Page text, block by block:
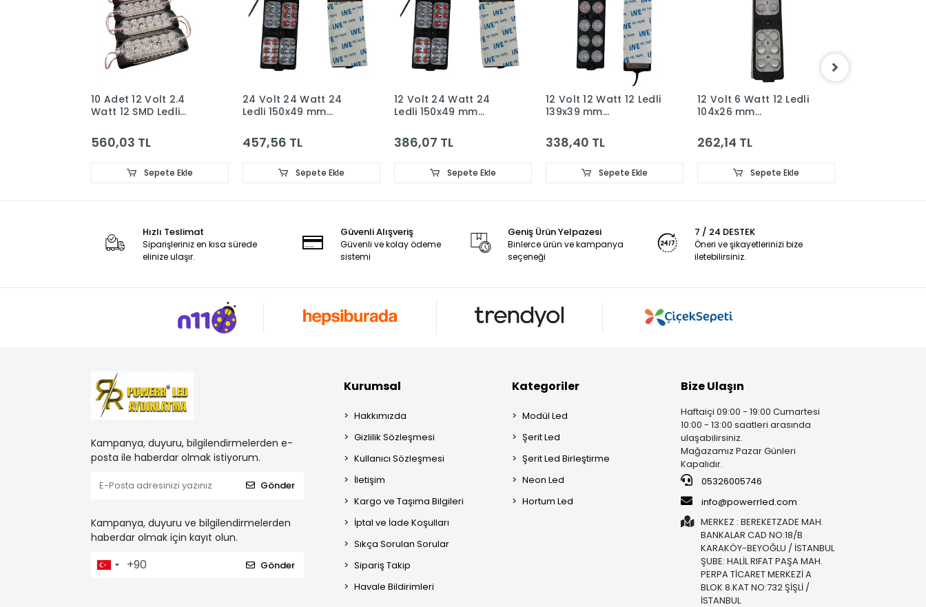
10 Adet 12 Volt 2.4
Watt 12 SMD Ledli
Mavi Çakar Modül
560,03 TL
Sepete Ekle
24 Volt 24 Watt 24
Ledli 150x49 mm
Mavi Çakar Modül 5
Adet
457,56 TL
Sepete Ekle
12 Volt 24 Watt 24
Ledli 150x49 mm
Mavi Çakar Modül 5
Adet
386,07 TL
Sepete Ekle
12 Volt 12 Watt 12 Ledli
139x39 mm
Mavi Çakar Modül 5
Adet
338,40 TL
Sepete Ekle
12 Volt 6 Watt 12 Ledli
104x26 mm
Amber Çakar Modül 5
Adet
262,14 TL
Sepete Ekle
Hızlı Teslimat
Siparişleriniz en kısa sürede
elinize ulaşır.
Güvenli Alışveriş
Güvenli ve kolay ödeme
sistemi
Geniş Ürün Yelpazesi
Binlerce ürün ve kampanya
seçeneği
7 / 24 DESTEK
Öneri ve şikayetlerinizi bize
iletebilirsiniz.
Kampanya, duyuru, bilgilendirmelerden e-
posta ile haberdar olmak istiyorum.
Gönder
Kampanya, duyuru ve bilgilendirmelerden
haberdar olmak için kayıt olun.
Gönder
Kurumsal
Hakkımızda
Gizlilik Sözleşmesi
Kullanıcı Sözleşmesi
İletişim
Kargo ve Taşıma Bilgileri
İptal ve İade Koşulları
Sıkça Sorulan Sorular
Sipariş Takip
Havale Bildirimleri
Kategoriler
Modül Led
Şerit Led
Şerit Led Birleştirme
Neon Led
Hortum Led
Bize Ulaşın
Haftaiçi 09:00 - 19:00 Cumartesi
10:00 - 13:00 saatleri arasında
ulaşabilirsiniz.
Mağazamız Pazar Günleri
Kapalıdır.
05326005746
info@powerrled.com
MERKEZ : BEREKETZADE MAH.
BANKALAR CAD NO:18/B
KARAKÖY-BEYOĞLU / İSTANBUL
ŞUBE: HALİL RIFAT PAŞA MAH.
PERPA TİCARET MERKEZİ A
BLOK 8.KAT NO:732 ŞİŞLİ /
İSTANBUL